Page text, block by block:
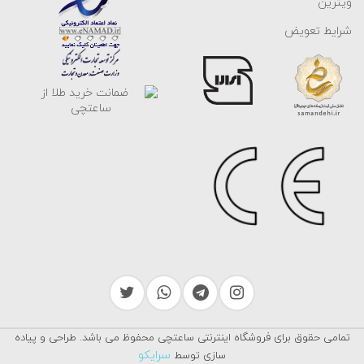
1- دستبند زنجیری کلاسیک
این مدل، از حلقه های ساده و متصل به هم ساخته شده است و به دلیل
ظاهر مینیمالیستی خود، با هر استایلی هماهنگ می شود. این دستبندها
رسمی مناسب هستند. دقت داشته باشید که اگر مچ دست ظریفی دارید،
دستبندهای طلا زنجیری باریک و اگر مچ دست درشتی دارید، مدل های
ضخیم تر تناسب بهتری را ایجاد می کنند. بطور کلی مدل های ظریف یکی
از بهترین و مناسب ترین انتخاب ها برای استفاده روزانه هستند و مدل
همچنین، در کنار مدل های زنجیری کلاسیک،دستبند النگویی
ظاهر یکپارچه و طراحی خاص خود، انتخابی عالی برای استایل های رسمی
شرایط تعویض
تمامی حقوق برای فروشگاه اینترنتی ساعتچی محفوظ می باشد. طراحی و پیاده
سازی توسط سرایکو